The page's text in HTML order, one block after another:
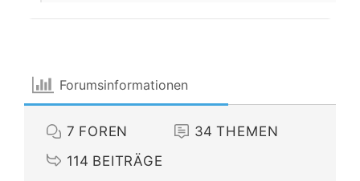
Forumsinformationen
7 FOREN 34 THEMEN
114 BEITRÄGE